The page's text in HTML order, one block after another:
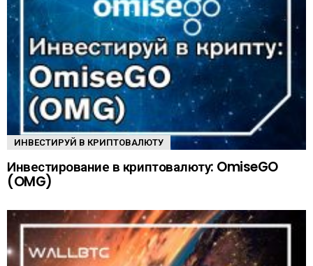
ИНВЕСТИРУЙ В КРИПТОВАЛЮТУ
Инвестирование в криптовалюту: OmiseGO
(OMG)